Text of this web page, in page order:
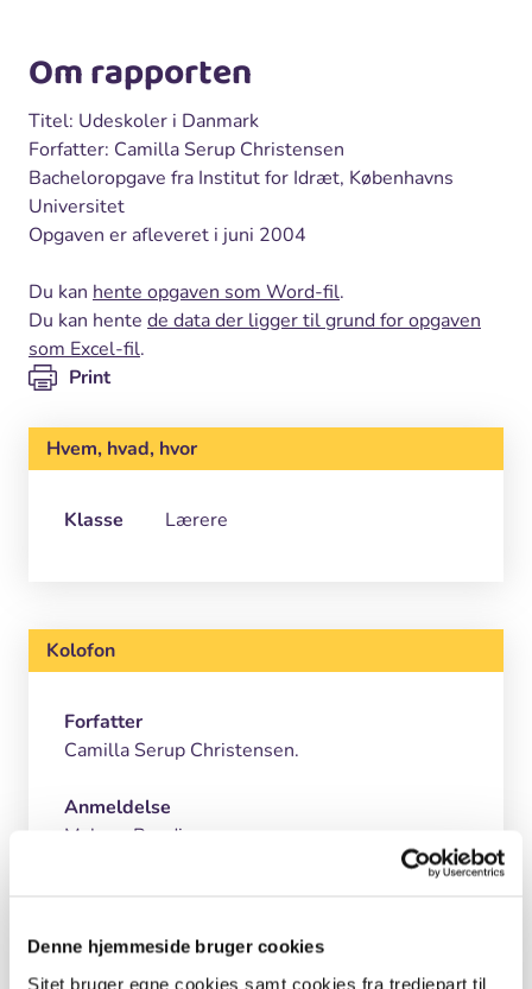
Denne hjemmeside bruger cookies
Sitet bruger egne cookies samt cookies fra tredjepart til
Om rapporten
Titel: Udeskoler i Danmark
Forfatter: Camilla Serup Christensen
Bacheloropgave fra Institut for Idræt, Københavns
Universitet
Opgaven er afleveret i juni 2004
Du kan hente opgaven som Word-fil.
Du kan hente de data der ligger til grund for opgaven
som Excel-fil.
Print
Hvem, hvad, hvor
Klasse Lærere
Kolofon
Forfatter
Camilla Serup Christensen.
Anmeldelse
Malene Bendix.
Motiv